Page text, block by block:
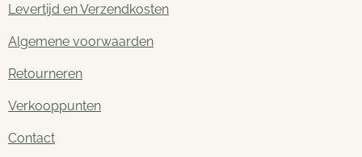
Levertijd en Verzendkosten
Algemene voorwaarden
Retourneren
Verkooppunten
Contact